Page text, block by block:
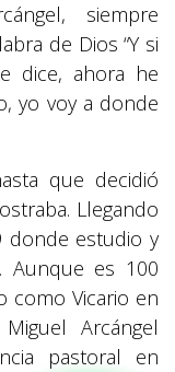
siempre
de Dios “Y si
dice, ahora he
yo voy a donde
que decidió
Llegando
donde estudio y
Aunque es 100
como Vicario en
Arcángel
pastoral en